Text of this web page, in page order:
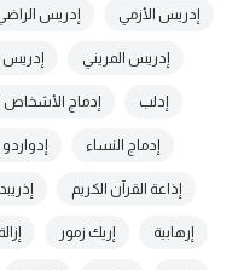
إدريس الأزمي إدريس
إدريس المريني
إدلب إدماج
إدماج النساء
إذاعة القرآن الكريم
إرهابية إريك زمور